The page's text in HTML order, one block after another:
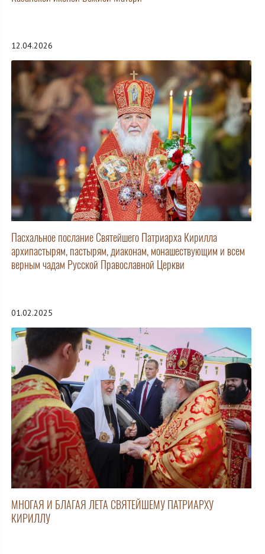
12.04.2026
Пасхальное послание Святейшего Патриарха Кирилла
архипастырям, пастырям, диаконам, монашествующим и всем
верным чадам Русской Православной Церкви
01.02.2025
МНОГАЯ И БЛАГАЯ ЛЕТА СВЯТЕЙШЕМУ ПАТРИАРХУ
КИРИЛЛУ